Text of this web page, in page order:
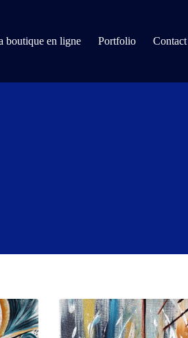
boutique en ligne Portfolio Contact